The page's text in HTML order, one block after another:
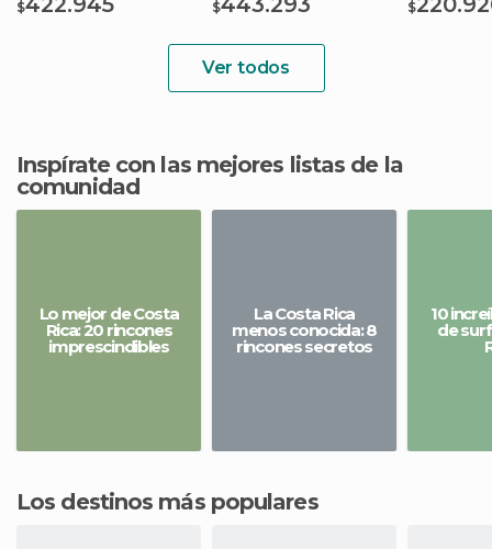
$
$
$
Ver todos
Inspírate con las mejores listas de la
comunidad
Lo mejor de Costa
Rica: 20 rincones
imprescindibles
La Costa Rica
menos conocida: 8
rincones secretos
10
de
Los destinos más populares